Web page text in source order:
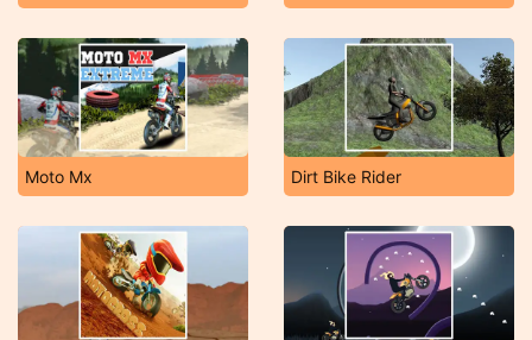
Moto Mx Dirt Bike Rider